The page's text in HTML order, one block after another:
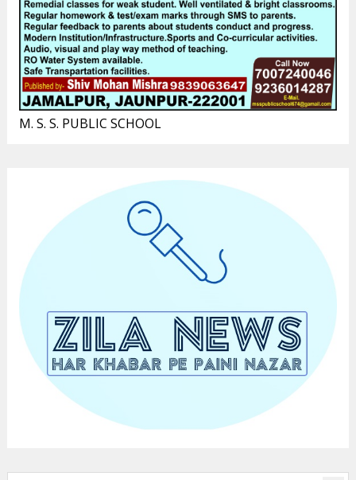
M. S. S. PUBLIC SCHOOL